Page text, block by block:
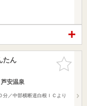
お気に入
りに追加
たん
安温泉
分／中部横断道白根ＩＣより